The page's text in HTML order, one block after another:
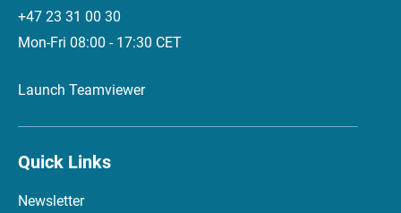
+47 23 31 00 30
Mon-Fri 08:00 - 17:30 CET
Launch Teamviewer
Quick Links
Newsletter